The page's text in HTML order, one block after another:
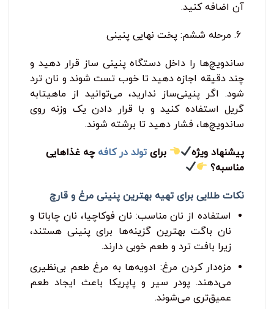
آن اضافه کنید.
مرحله ششم: پخت نهایی پنینی
ساندویچ‌ها را داخل دستگاه پنینی ‌ساز قرار دهید و
چند دقیقه اجازه دهید تا خوب تست شوند و نان ترد
شود. اگر پنینی‌ساز ندارید، می‌توانید از ماهیتابه
گریل استفاده کنید و با قرار دادن یک وزنه روی
ساندویچ‌ها، فشار دهید تا برشته شوند.
پیشنهاد ویژه برایتولد در کافه چه غذاهایی
مناسبه؟
نکات طلایی برای تهیه بهترین پنینی مرغ و قارچ
استفاده از نان مناسب: نان فوکاچیا، نان چاباتا و
نان باگت بهترین گزینه‌ها برای پنینی هستند،
زیرا بافت ترد و طعم خوبی دارند.
مزه‌دار کردن مرغ: ادویه‌ها به مرغ طعم بی‌نظیری
می‌دهند. پودر سیر و پاپریکا باعث ایجاد طعم
عمیق‌تری می‌شوند.